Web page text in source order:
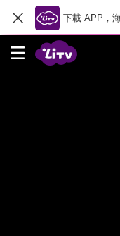
下載 APP，